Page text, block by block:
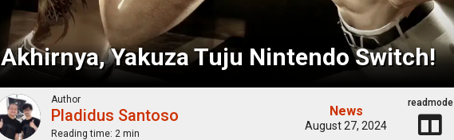
Akhirnya, Yakuza Tuju Nintendo Switch!
Author
Pladidus Santoso
Reading time: 2 min
News
August 27, 2024
readmode